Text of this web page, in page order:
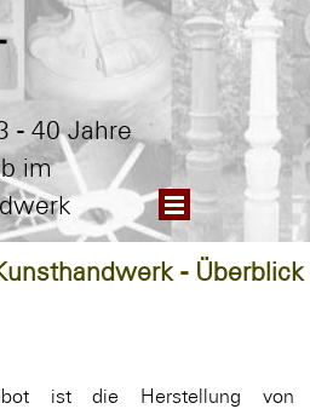
Menü überspringen
- 40 Jahre
im
- Überblick
ist die Herstellung von